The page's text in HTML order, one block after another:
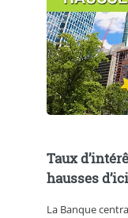
Taux
hausses
La Banque